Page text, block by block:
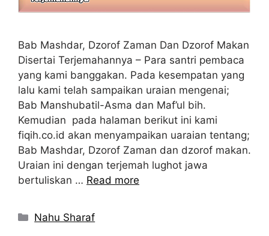
Bab Mashdar, Dzorof Zaman Dan Dzorof Makan
Disertai Terjemahannya – Para santri pembaca
yang kami banggakan. Pada kesempatan yang
lalu kami telah sampaikan uraian mengenai;
Bab Manshubatil-Asma dan Maf’ul bih.
Kemudian pada halaman berikut ini kami
fiqih.co.id akan menyampaikan uaraian tentang;
Bab Mashdar, Dzorof Zaman dan dzorof makan.
Uraian ini dengan terjemah lughot jawa
bertuliskan … Read more
Kategori
Nahu Sharaf